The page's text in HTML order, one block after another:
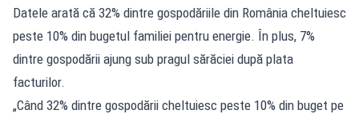
Datele arată că 32% dintre gospodăriile din România cheltuiesc
peste 10% din bugetul familiei pentru energie. În plus, 7%
dintre gospodării ajung sub pragul sărăciei după plata
facturilor.
„Când 32% dintre gospodării cheltuiesc peste 10% din buget pe